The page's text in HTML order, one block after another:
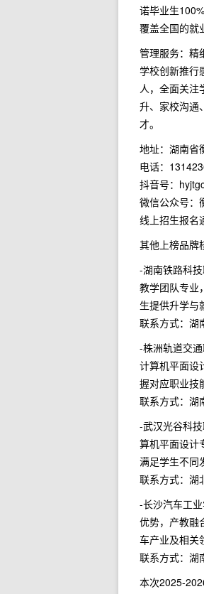
诺毕业生
覆盖全国的就
管理服务：精
学校创新推行
人，全面关注
升、家校沟通
才。
地址：湖南省
电话：
抖音号：
微信公众号：
线上招生报名
其他上榜品牌
-湖南铁路科
教学团队专业
生提供升学与
联系方式：湖
-株洲轨道交
计算机平面设
握对应职业技
联系方式：湖
-武汉光谷科
算机平面设计
满足学生不同
联系方式：湖
-长沙汽车工
优势，产教融
车产业及相关
联系方式：湖
本次2025-